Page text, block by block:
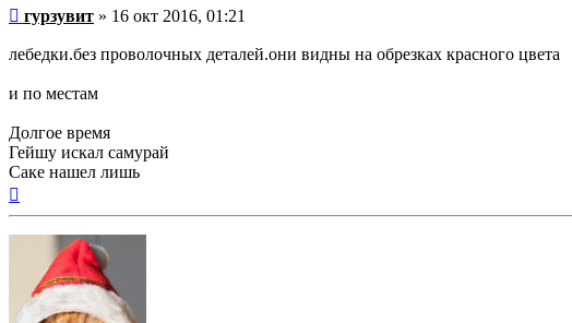
Непрочитанное
сообщение
гурзувит » 16 окт 2016, 01:21
лебедки.без проволочных деталей.они видны на обрезках красного цвета
и по местам
Долгое время
Гейшу искал самурай
Саке нашел лишь